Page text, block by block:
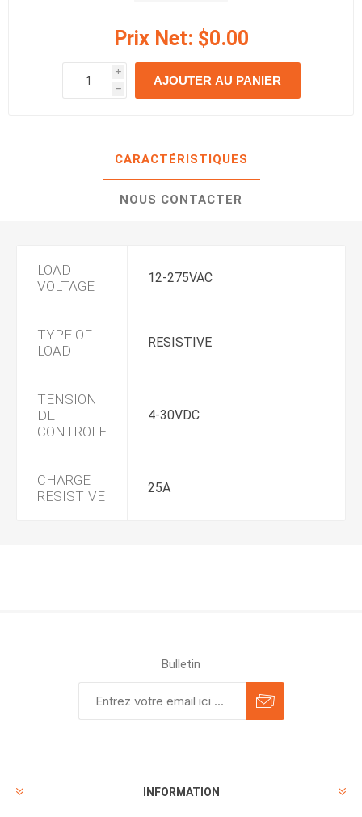
Prix Net: $0.00
i
h
h
AJOUTER AU PANIER
CARACTÉRISTIQUES
NOUS CONTACTER
LOAD
VOLTAGE
12-275VAC
TYPE OF
LOAD
RESISTIVE
TENSION
DE
CONTROLE
4-30VDC
CHARGE
RESISTIVE
25A
Bulletin
INFORMATION